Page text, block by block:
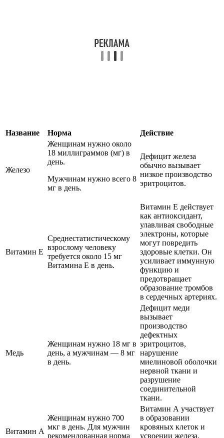
Название Норма Действие
Железо
Женщинам нужно около
18 миллиграммов (мг) в
день.
Мужчинам нужно всего 8
мг в день.
Дефицит железа
обычно вызывает
низкое производство
эритроцитов.
Витамин Е
Среднестатистическому
взрослому человеку
требуется около 15 мг
Витамина Е в день.
Витамин Е действует
как антиоксидант,
улавливая свободные
электроны, которые
могут повредить
здоровые клетки. Он
усиливает иммунную
функцию и
предотвращает
образование тромбов
в сердечных артериях.
Медь
Женщинам нужно 18 мг в
день, а мужчинам — 8 мг
в день.
Дефицит меди
вызывает
производство
дефектных
эритроцитов,
нарушение
миелиновой оболочки
нервной ткани и
разрушение
соединительной
ткани.
Витамин А
Женщинам нужно 700
мкг в день. Для мужчин
рекомендованная норма
Витамин А участвует
в образовании
кровяных клеток и
усвоении железа,